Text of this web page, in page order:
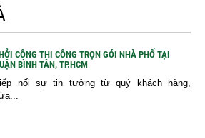
CÔNG THI CÔNG TRỌN GÓI NHÀ PHỐ TẠI
BÌNH TÂN, TP.HCM
nối sự tin tưởng từ quý khách hàng,